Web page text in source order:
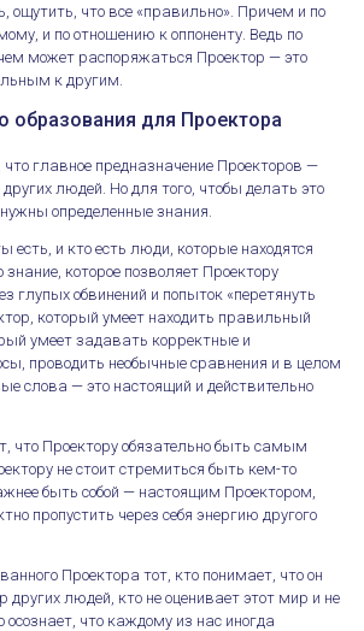
ощутить, что все «правильно». Причем и по
и по отношению к оппоненту. Ведь по
может распоряжаться Проектор — это
к другим.
образования для Проектора
что главное предназначение Проекторов —
людей. Но для того, чтобы делать это
определенные знания.
есть, и кто есть люди, которые находятся
знание, которое позволяет Проектору
глупых обвинений и попыток «перетянуть
который умеет находить правильный
умеет задавать корректные и
проводить необычные сравнения и в целом
слова — это настоящий и действительно
что Проектору обязательно быть самым
не стоит стремиться быть кем-то
быть собой — настоящим Проектором,
пропустить через себя энергию другого
Проектора тот, кто понимает, что он
других людей, кто не оценивает этот мир и не
осознает, что каждому из нас иногда